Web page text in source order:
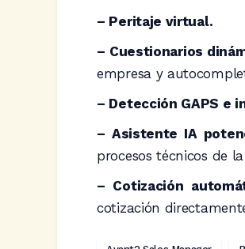
– Peritaje virtual.
– Cuestionarios
empresa y
– Detección GAPS e
– Asistente IA
procesos técnicos de
– Cotización
cotización